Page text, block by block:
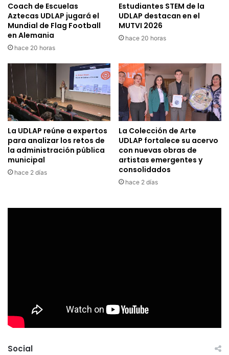
Coach de Escuelas
Aztecas UDLAP jugará el
Mundial de Flag Football
en Alemania
hace 20 horas
Estudiantes STEM de la
UDLAP destacan en el
MUTVI 2026
hace 20 horas
La UDLAP reúne a expertos
para analizar los retos de
la administración pública
municipal
hace 2 días
La Colección de Arte
UDLAP fortalece su acervo
con nuevas obras de
artistas emergentes y
consolidados
hace 2 días
Social